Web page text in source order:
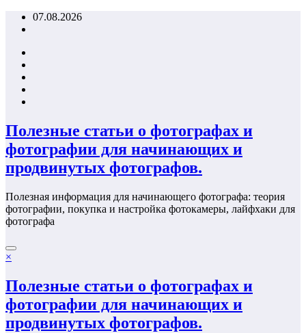
Перейти07.08.2026
Полезные статьи о фотографах и
фотографии для начинающих и
продвинутых фотографов.
Полезная информация для начинающего фотографа: теория
фотографии, покупка и настройка фотокамеры, лайфхаки для
фотографа
×
Полезные статьи о фотографах и
фотографии для начинающих и
продвинутых фотографов.